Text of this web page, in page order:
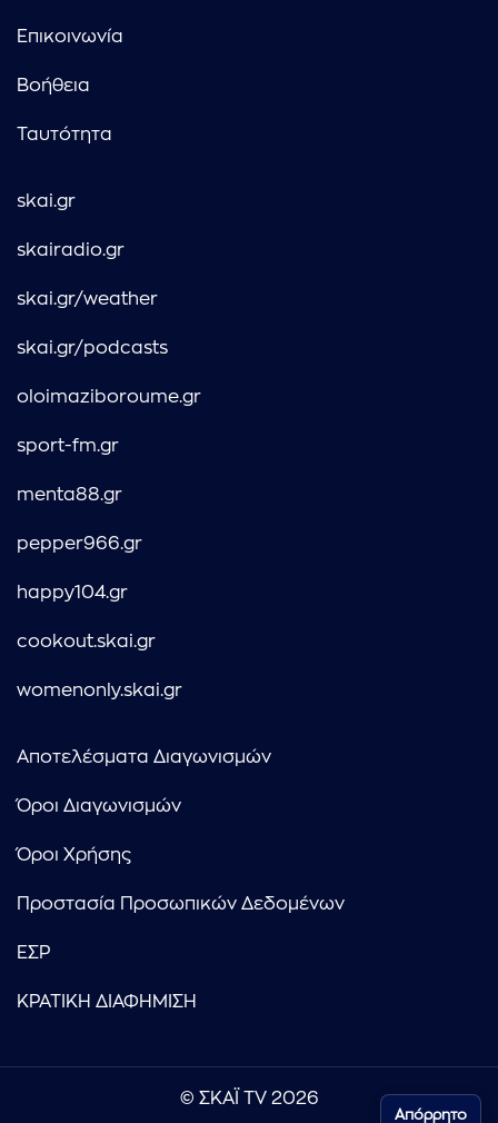
Επικοινωνία
Βοήθεια
Ταυτότητα
skai.gr
skairadio.gr
skai.gr/weather
skai.gr/podcasts
oloimaziboroume.gr
sport-fm.gr
menta88.gr
pepper966.gr
happy104.gr
cookout.skai.gr
womenonly.skai.gr
Αποτελέσματα Διαγωνισμών
Όροι Διαγωνισμών
Όροι Χρήσης
Προστασία Προσωπικών Δεδομένων
ΕΣΡ
ΚΡΑΤΙΚΗ ΔΙΑΦΗΜΙΣΗ
© ΣΚΑΪ TV 2026
Απόρρητο